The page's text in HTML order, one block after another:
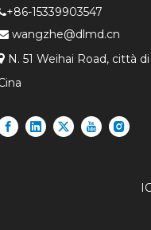
+86-15339903547
wangzhe@dlmd.cn
N. 51 Weihai Road, città